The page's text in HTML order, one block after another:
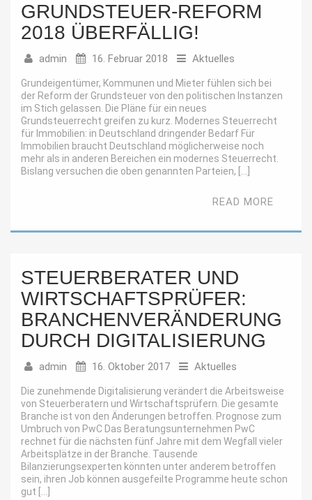
GRUNDSTEUER-REFORM
2018 ÜBERFÄLLIG!
admin 16. Februar 2018 Aktuelles
Grundeigentümer, Kommunen und Mieter fühlen sich bei
der Reform der Grundsteuer von den politischen Instanzen
im Stich gelassen. Die Pläne für ein neues
Grundsteuerrecht greifen zu kurz. Modernes Steuerrecht
für Immobilien: in Deutschland dringender Bedarf Für
Immobilien braucht Deutschland möglicherweise noch
mehr als in anderen Bereichen ein modernes Steuerrecht.
Bislang versuchen die oben genannten Parteien, […]
READ MORE
STEUERBERATER UND
WIRTSCHAFTSPRÜFER:
BRANCHENVERÄNDERUNG
DURCH DIGITALISIERUNG
admin 16. Oktober 2017 Aktuelles
Die zunehmende Digitalisierung verändert die Arbeitsweise
von Steuerberatern und Wirtschaftsprüfern. Die gesamte
Branche ist von den Änderungen betroffen. Prognose zum
Umbruch von PwC Das Beratungsunternehmen PwC
rechnet für die nächsten fünf Jahre mit dem Wegfall vieler
Arbeitsplätze in der Branche. Tausende
Bilanzierungsexperten könnten unter anderem betroffen
sein, ihren Job können ausgefeilte Programme heute schon
gut […]